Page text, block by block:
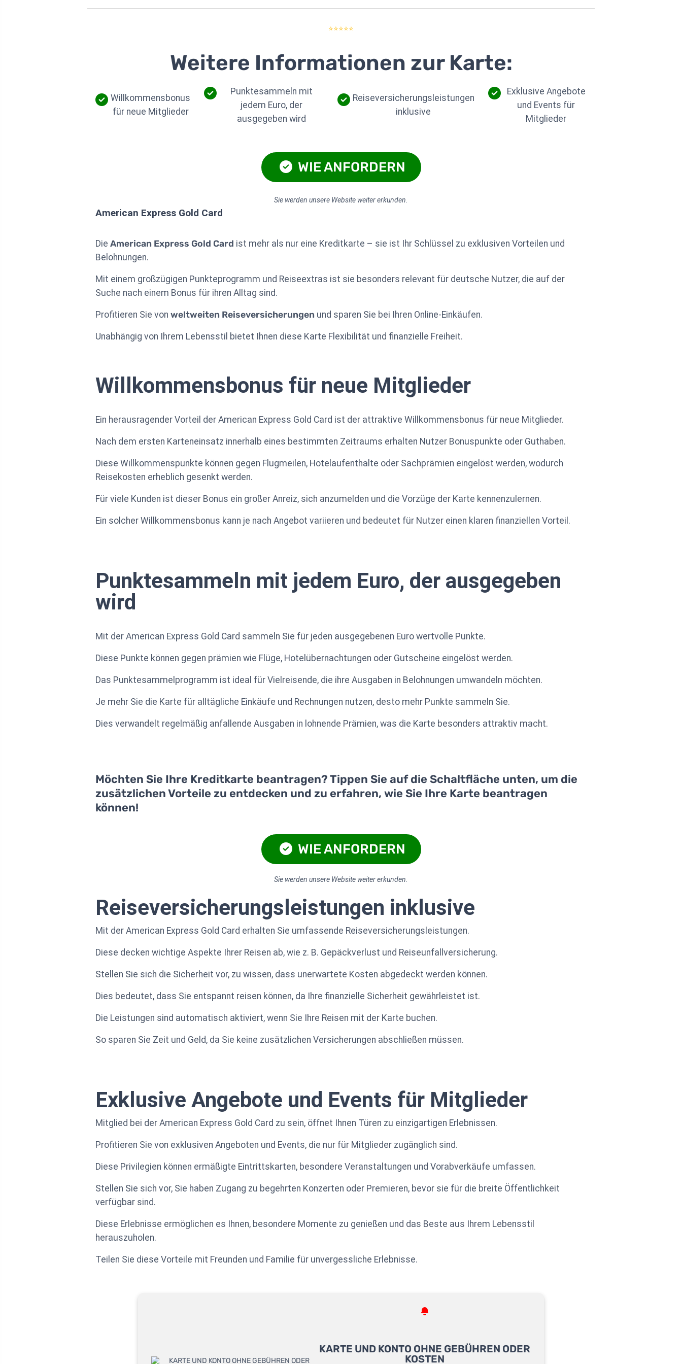
⭐⭐⭐⭐⭐
Weitere Informationen zur Karte:
Willkommensbonus
für neue Mitglieder
Punktesammeln mit
jedem Euro, der
ausgegeben wird
Reiseversicherungsleistungen
inklusive
Exklusive Angebote
und Events für
Mitglieder
WIE ANFORDERN
Sie werden unsere Website weiter erkunden.
American Express Gold Card
Die American Express Gold Card ist mehr als nur eine Kreditkarte – sie ist Ihr Schlüssel zu exklusiven Vorteilen und
Belohnungen.
Mit einem großzügigen Punkteprogramm und Reiseextras ist sie besonders relevant für deutsche Nutzer, die auf der
Suche nach einem Bonus für ihren Alltag sind.
Profitieren Sie von weltweiten Reiseversicherungen und sparen Sie bei Ihren Online-Einkäufen.
Unabhängig von Ihrem Lebensstil bietet Ihnen diese Karte Flexibilität und finanzielle Freiheit.
Willkommensbonus für neue Mitglieder
Ein herausragender Vorteil der American Express Gold Card ist der attraktive Willkommensbonus für neue Mitglieder.
Nach dem ersten Karteneinsatz innerhalb eines bestimmten Zeitraums erhalten Nutzer Bonuspunkte oder Guthaben.
Diese Willkommenspunkte können gegen Flugmeilen, Hotelaufenthalte oder Sachprämien eingelöst werden, wodurch
Reisekosten erheblich gesenkt werden.
Für viele Kunden ist dieser Bonus ein großer Anreiz, sich anzumelden und die Vorzüge der Karte kennenzulernen.
Ein solcher Willkommensbonus kann je nach Angebot variieren und bedeutet für Nutzer einen klaren finanziellen Vorteil.
Punktesammeln mit jedem Euro, der ausgegeben
wird
Mit der American Express Gold Card sammeln Sie für jeden ausgegebenen Euro wertvolle Punkte.
Diese Punkte können gegen prämien wie Flüge, Hotelübernachtungen oder Gutscheine eingelöst werden.
Das Punktesammelprogramm ist ideal für Vielreisende, die ihre Ausgaben in Belohnungen umwandeln möchten.
Je mehr Sie die Karte für alltägliche Einkäufe und Rechnungen nutzen, desto mehr Punkte sammeln Sie.
Dies verwandelt regelmäßig anfallende Ausgaben in lohnende Prämien, was die Karte besonders attraktiv macht.
Möchten Sie Ihre Kreditkarte beantragen? Tippen Sie auf die Schaltfläche unten, um die
zusätzlichen Vorteile zu entdecken und zu erfahren, wie Sie Ihre Karte beantragen
können!
WIE ANFORDERN
Sie werden unsere Website weiter erkunden.
Reiseversicherungsleistungen inklusive
Mit der American Express Gold Card erhalten Sie umfassende Reiseversicherungsleistungen.
Diese decken wichtige Aspekte Ihrer Reisen ab, wie z. B. Gepäckverlust und Reiseunfallversicherung.
Stellen Sie sich die Sicherheit vor, zu wissen, dass unerwartete Kosten abgedeckt werden können.
Dies bedeutet, dass Sie entspannt reisen können, da Ihre finanzielle Sicherheit gewährleistet ist.
Die Leistungen sind automatisch aktiviert, wenn Sie Ihre Reisen mit der Karte buchen.
So sparen Sie Zeit und Geld, da Sie keine zusätzlichen Versicherungen abschließen müssen.
Exklusive Angebote und Events für Mitglieder
Mitglied bei der American Express Gold Card zu sein, öffnet Ihnen Türen zu einzigartigen Erlebnissen.
Profitieren Sie von exklusiven Angeboten und Events, die nur für Mitglieder zugänglich sind.
Diese Privilegien können ermäßigte Eintrittskarten, besondere Veranstaltungen und Vorabverkäufe umfassen.
Stellen Sie sich vor, Sie haben Zugang zu begehrten Konzerten oder Premieren, bevor sie für die breite Öffentlichkeit
verfügbar sind.
Diese Erlebnisse ermöglichen es Ihnen, besondere Momente zu genießen und das Beste aus Ihrem Lebensstil
herauszuholen.
Teilen Sie diese Vorteile mit Freunden und Familie für unvergessliche Erlebnisse.
KARTE UND KONTO OHNE GEBÜHREN ODER
KOSTEN